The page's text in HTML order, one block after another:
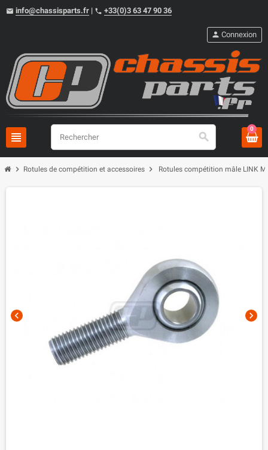
email info@chassisparts.fr | phone +33(0)3 63 47 90 36
view_headline search
person Connexion
0
chevron_right Rotules de compétition et accessoires chevron_right Rotules compétition mâle LINK
chevron_left chevron_right